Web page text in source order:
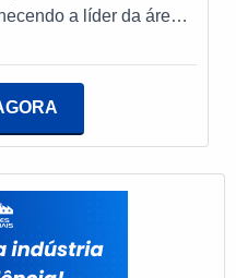
a líder da área
pesquisa na
instantâneo de
e caldeira elétrica
da venda à entrega
perder o foco
industrial, é